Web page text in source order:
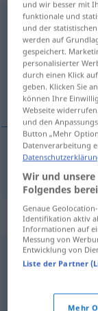
erwerbsunfähig
Übersicht
(Für mehr Details
inabile al
inabileallavoro
dienstuntauglich
und wir besser mit
funktionale und
und der
werden auf
gespeichert.
personalisierter
durch einen Klick
geben. Klicken Sie
können Ihre
Webseite
und den
Button „Mehr
Datenverarbeitung
Wir und
Folgendes
Genaue
Identifikation aktiv
Informationen auf
Messung von
Entwicklung von
Liste der Partner
Mehr